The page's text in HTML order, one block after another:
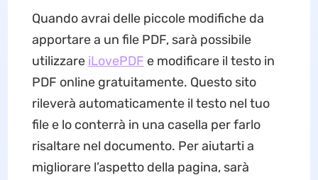
Quando avrai delle piccole modifiche da
apportare a un file PDF, sarà possibile
utilizzare iLovePDF e modificare il testo in
PDF online gratuitamente. Questo sito
rileverà automaticamente il testo nel tuo
file e lo conterrà in una casella per farlo
risaltare nel documento. Per aiutarti a
migliorare l’aspetto della pagina, sarà